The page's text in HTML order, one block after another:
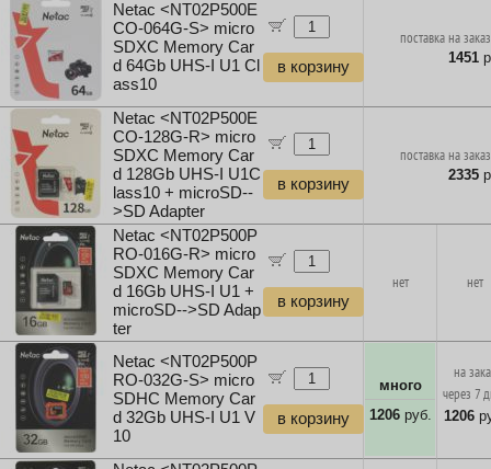
Netac <NT02P500E
CO-064G-S> micro
SDXC Memory Car
d 64Gb UHS-I U1 Cl
ass10
в корзину
поставка на
1451
Netac <NT02P500E
CO-128G-R> micro
SDXC Memory Car
d 128Gb UHS-I U1C
lass10 + microSD--
>SD Adapter
в корзину
поставка на
2335
Netac <NT02P500P
RO-016G-R> micro
SDXC Memory Car
d 16Gb UHS-I U1 +
microSD-->SD Adap
ter
в корзину
нет нет
Netac <NT02P500P
RO-032G-S> micro
SDHC Memory Car
d 32Gb UHS-I U1 V
10
в корзину
много
1206руб.
на
через 7
1206